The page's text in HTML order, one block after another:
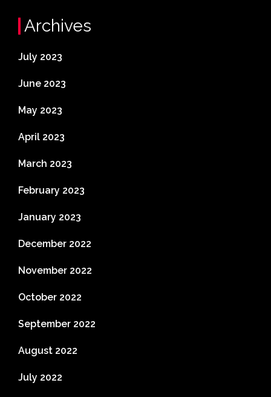
Archives
July 2023
June 2023
May 2023
April 2023
March 2023
February 2023
January 2023
December 2022
November 2022
October 2022
September 2022
August 2022
July 2022